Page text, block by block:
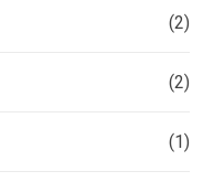
(2)
(2)
(1)